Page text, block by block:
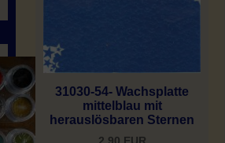
31030-54- Wachsplatte
mittelblau mit
herauslösbaren Sternen